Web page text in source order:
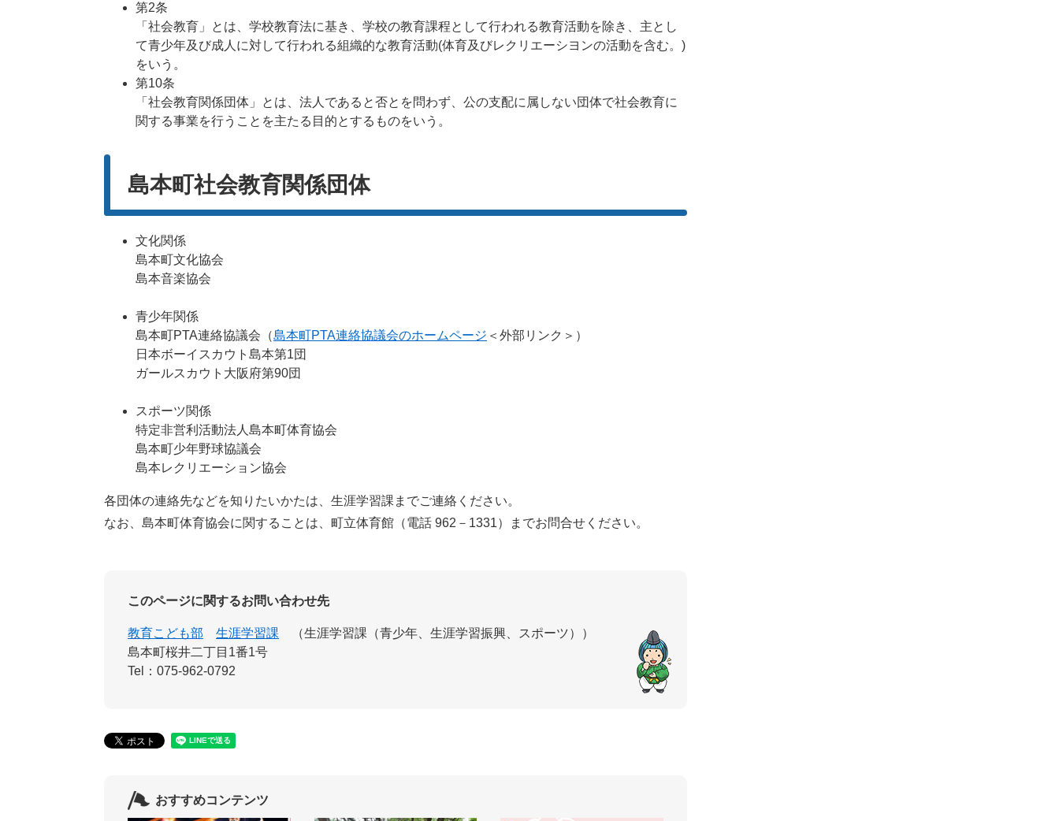
第2条
「社会教育」とは、学校教育法に基き、学校の教育課程として行われる教育活動を除き、主とし
て青少年及び成人に対して行われる組織的な教育活動(体育及びレクリエーシヨンの活動を含む。)
をいう。
第10条
「社会教育関係団体」とは、法人であると否とを問わず、公の支配に属しない団体で社会教育に
関する事業を行うことを主たる目的とするものをいう。
島本町社会教育関係団体
文化関係
島本町文化協会
島本音楽協会
青少年関係
島本町PTA連絡協議会（島本町PTA連絡協議会のホームページ ＜外部リンク＞ ）
日本ボーイスカウト島本第1団
ガールスカウト大阪府第90団
スポーツ関係
特定非営利活動法人島本町体育協会
島本町少年野球協議会
島本レクリエーション協会
各団体の連絡先などを知りたいかたは、生涯学習課までご連絡ください。
なお、島本町体育協会に関することは、町立体育館（電話 962－1331）までお問合せください。
このページに関するお問い合わせ先
教育こども部 生涯学習課
生涯学習課（青少年、生涯学習振興、スポーツ）
島本町桜井二丁目1番1号
Tel：075-962-0792
おすすめコンテンツ